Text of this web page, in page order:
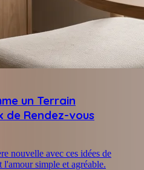
un Terrain
de Rendez-vous
nouvelle avec ces idées de
simple et agréable.